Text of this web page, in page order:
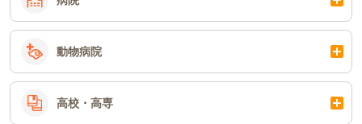
動物病院
高校・高専